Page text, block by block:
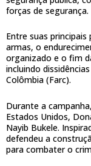
forças de segurança.
Entre suas
armas, o
organizado e o fim
incluindo
Colômbia (Farc).
Durante a
Estados Unidos,
Nayib Bukele.
defendeu a
para combater o